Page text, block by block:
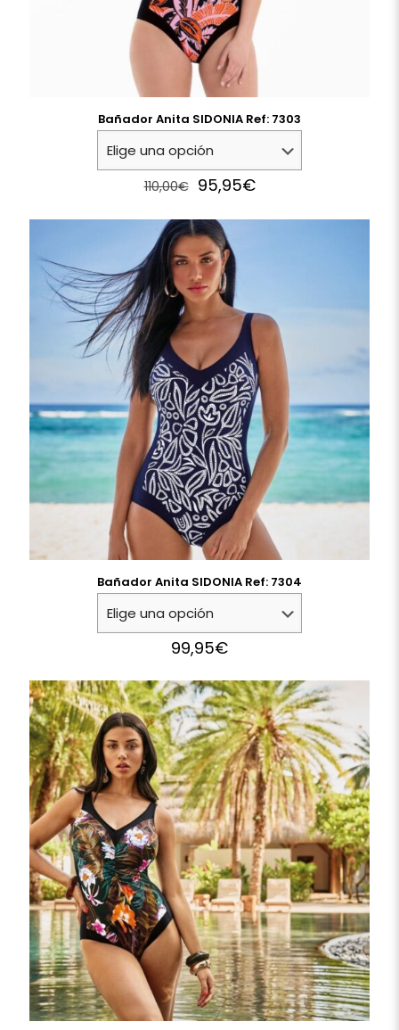
Bañador Anita SIDONIA Ref: 7303
110,00€ Original
price
was:
110,00€.
95,95€Current
is:
Bañador Anita SIDONIA Ref: 7304
99,95€